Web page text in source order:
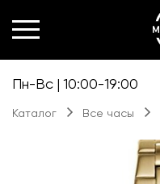
Пн-Вс | 10:00-19:00
Каталог Все часы